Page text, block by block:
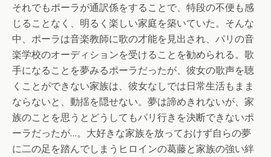
それでもポーラが通訳係をすることで、特段の不便も感
じることなく、明るく楽しい家庭を築いていた。そんな
中、ポーラは音楽教師に歌の才能を見出され、パリの音
楽学校のオーディションを受けることを勧められる。歌
手になることを夢みるポーラだったが、彼女の歌声を聴
くことができない家族は、彼女なしでは日常生活もまま
ならないと、動揺を隠せない。夢は諦めきれないが、家
族のことを思うとどうしてもパリ行きを決断できないポ
ーラだったが…。大好きな家族を放っておけず自らの夢
に二の足を踏んでしまうヒロインの葛藤と家族の強い絆